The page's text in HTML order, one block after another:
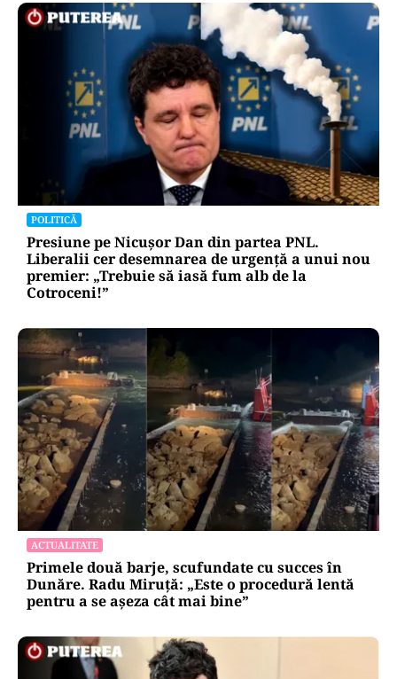
POLITICĂ
Presiune pe Nicușor Dan din partea PNL.
Liberalii cer desemnarea de urgență a unui nou
premier: „Trebuie să iasă fum alb de la
Cotroceni!”
ACTUALITATE
Primele două barje, scufundate cu succes în
Dunăre. Radu Miruță: „Este o procedură lentă
pentru a se așeza cât mai bine”